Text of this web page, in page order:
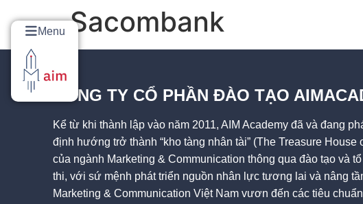
Menu Sacombank
CÔNG TY CỔ PHẦN ĐÀO TẠO
Kể từ khi thành lập vào năm 2011, AIM Academy đã và đang
định hướng trở thành “kho tàng nhân tài” (The Treasure House
của ngành Marketing & Communication thông qua đào tạo và
thi, với sứ mệnh phát triển nguồn nhân lực tương lai và nâng
Marketing & Communication Việt Nam vươn đến các tiêu